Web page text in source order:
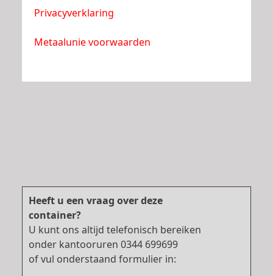
Privacyverklaring
Metaalunie voorwaarden
Heeft u een vraag over deze
container?
U kunt ons altijd telefonisch bereiken
onder kantooruren 0344 699699
of vul onderstaand formulier in: